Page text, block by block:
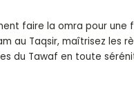
faire la omra pour une
au Taqsir, maîtrisez les
du Tawaf en toute